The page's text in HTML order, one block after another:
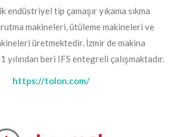
endüstriyel tip çamaşır yıkama sıkma
makineleri, ütüleme makineleri ve
üretmektedir. İzmir de makina
yılından beri IFS entegreli çalışmaktadır.
https://tolon.com/